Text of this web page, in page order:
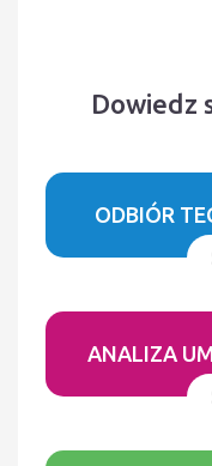
Dowiedz
ODBIÓR
ANALIZA